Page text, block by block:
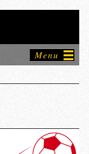
Menu